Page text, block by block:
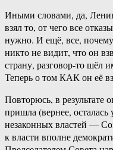
Иными словами, да,
взял то, от чего все
нужно. И ещё, все,
никто не видит, что он
страну, разговор-то шёл
Теперь о том КАК он её
Повторюсь, в результате
пришла (вернее, осталась
незаконных властей —
к власти вполне